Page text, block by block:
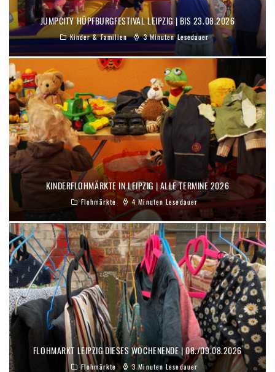
JUMPCITY HÜPFBURGFESTIVAL LEIPZIG | BIS 23.08.2026
Kinder & Familien 3 Minuten Lesedauer
KINDERFLOHMÄRKTE IN LEIPZIG | ALLE TERMINE 2026
Flohmärkte 4 Minuten Lesedauer
FLOHMARKT LEIPZIG DIESES WOCHENENDE | 08./09.08.2026
Flohmärkte 3 Minuten Lesedauer